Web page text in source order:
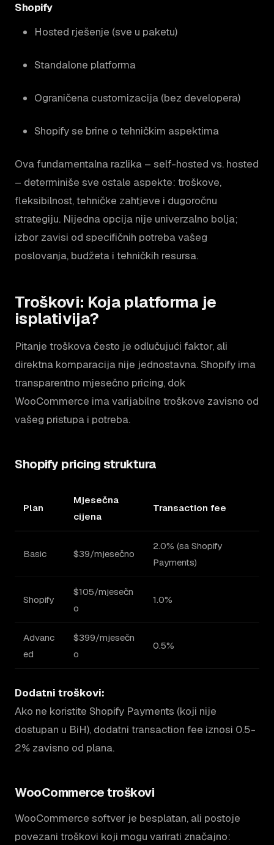
Shopify
Hosted rješenje (sve u paketu)
Standalone platforma
Ograničena customizacija (bez developera)
Shopify se brine o tehničkim aspektima
Ova fundamentalna razlika – self-hosted vs. hosted
– determiniše sve ostale aspekte: troškove,
fleksibilnost, tehničke zahtjeve i dugoročnu
strategiju. Nijedna opcija nije univerzalno bolja;
izbor zavisi od specifičnih potreba vašeg
poslovanja, budžeta i tehničkih resursa.
Troškovi: Koja platforma je
isplativija?
Pitanje troškova često je odlučujući faktor, ali
direktna komparacija nije jednostavna. Shopify ima
transparentno mjesečno pricing, dok
WooCommerce ima varijabilne troškove zavisno od
vašeg pristupa i potreba.
Shopify pricing struktura
Plan
Mjesečna
cijena
Transaction fee
Basic $39/mjesečno
2.0% (sa Shopify
Payments)
Shopify
$105/mjesečn
o
1.0%
Advanc
ed
$399/mjesečn
o
0.5%
Dodatni troškovi:
Ako ne koristite Shopify Payments (koji nije
dostupan u BiH), dodatni transaction fee iznosi 0.5-
2% zavisno od plana.
WooCommerce troškovi
WooCommerce softver je besplatan, ali postoje
povezani troškovi koji mogu varirati značajno: